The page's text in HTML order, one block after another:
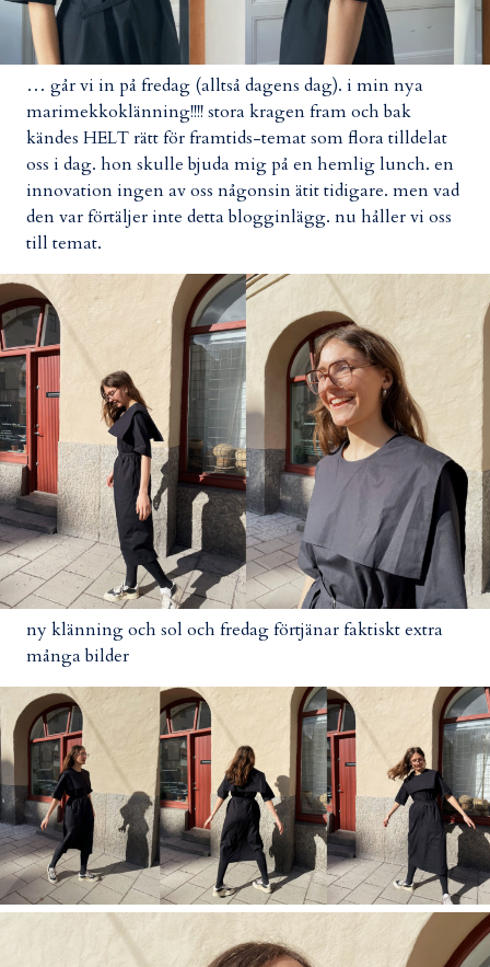
… går vi in på fredag (alltså dagens dag). i min nya
marimekkoklänning!!!! stora kragen fram och bak
kändes HELT rätt för framtids-temat som flora tilldelat
oss i dag. hon skulle bjuda mig på en hemlig lunch. en
innovation ingen av oss någonsin ätit tidigare. men vad
den var förtäljer inte detta blogginlägg. nu håller vi oss
till temat.
ny klänning och sol och fredag förtjänar faktiskt extra
många bilder